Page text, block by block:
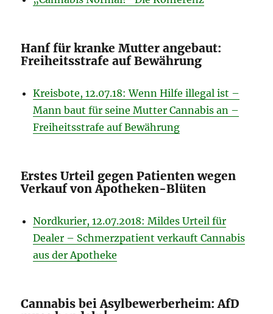
Hanf für kranke Mutter angebaut:
Freiheitsstrafe auf Bewährung
Kreisbote, 12.07.18: Wenn Hilfe illegal ist –
Mann baut für seine Mutter Cannabis an –
Freiheitsstrafe auf Bewährung
Erstes Urteil gegen Patienten wegen
Verkauf von Apotheken-Blüten
Nordkurier, 12.07.2018: Mildes Urteil für
Dealer – Schmerzpatient verkauft Cannabis
aus der Apotheke
Cannabis bei Asylbewerberheim: AfD